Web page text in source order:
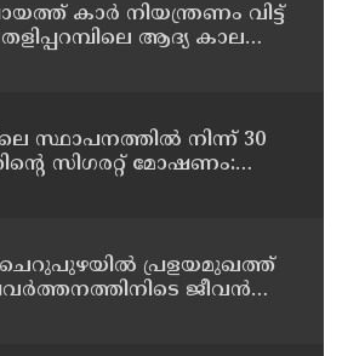
കാർ നിയന്ത്രണം വിട്ട്
ആദ്യ കാല
സ്ഥാപനത്തിൽ നിന്ന് 30
സിഗരറ്റ് മോഷണം:
പ്രളയമുഖത്ത്
ജീവൻ